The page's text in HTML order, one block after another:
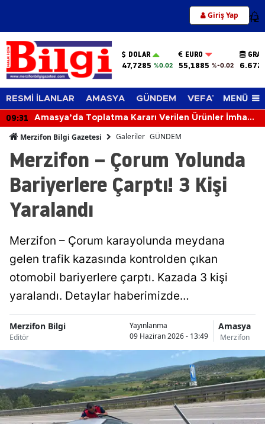
Giriş Yap 12
DOLAR
47,7285 %0.02
EURO
55,1885 %-0.02
RESMİ İLANLAR AMASYA GÜNDEM VEFAT EDENLER
MENÜ
09:31
Amasya’da Toplatma Kararı Verilen Ürünler İmha
Merzifon Bilgi Gazetesi Galeriler GÜNDEM
Merzifon – Çorum Yolunda
Bariyerlere Çarptı! 3 Kişi
Yaralandı
Merzifon – Çorum karayolunda meydana
gelen trafik kazasında kontrolden çıkan
otomobil bariyerlere çarptı. Kazada 3 kişi
yaralandı. Detaylar haberimizde…
Merzifon Bilgi
Editör
Yayınlanma
09 Haziran 2026 - 13:49
Amasya
Merzifon